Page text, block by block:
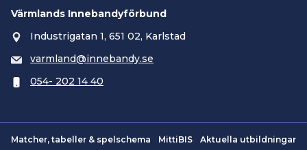
Värmlands Innebandyförbund
Industrigatan 1, 651 02, Karlstad
varmland@innebandy.se
054- 202 14 40
Matcher, tabeller & spelschema MittiBIS Aktuella utbildningar